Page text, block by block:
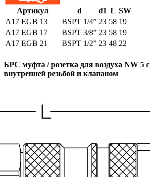
Артикул d d1 L SW
A17 EGB 13
BSPT 1/4” 23 58 19
A17 EGB 17
BSPT 3/8” 23 58 19
A17 EGB 21
BSPT 1/2” 23 48 22
БРС муфта / розетка для воздуха NW 5 с
внутренней резьбой и клапаном